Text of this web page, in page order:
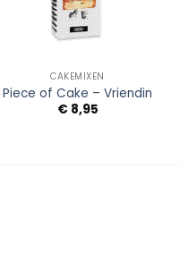
CAKEMIXEN
Piece of Cake – Vriendin
€8,95